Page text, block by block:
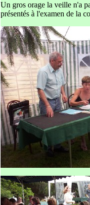
Un gros orage la veille n'a
présentés à l'examen de la